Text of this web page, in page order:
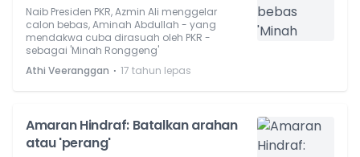
Naib Presiden PKR, Azmin Ali menggelar
calon bebas, Aminah Abdullah - yang
mendakwa cuba dirasuah oleh PKR -
sebagai 'Minah Ronggeng'
Athi Veeranggan ⋅ 17 tahun lepas
Amaran Hindraf: Batalkan arahan
atau 'perang'